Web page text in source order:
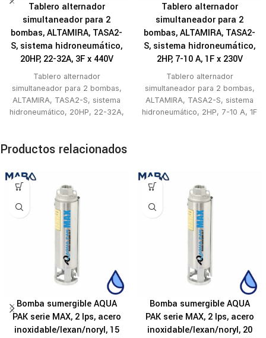
Tablero alternador
simultaneador para 2
bombas, ALTAMIRA, TASA2-
S, sistema hidroneumático,
20HP, 22-32A, 3F x 440V
Tablero alternador
simultaneador para 2 bombas,
ALTAMIRA, TASA2-S, sistema
hidroneumático, 20HP, 22-32A,
Tablero alternador
simultaneador para 2
bombas, ALTAMIRA, TASA2-
S, sistema hidroneumático,
2HP, 7-10 A, 1F x 230V
Tablero alternador
simultaneador para 2 bombas,
ALTAMIRA, TASA2-S, sistema
hidroneumático, 2HP, 7-10 A, 1F
Productos relacionados
Bomba sumergible AQUA
PAK serie MAX, 2 lps, acero
inoxidable/lexan/noryl, 15
Bomba sumergible AQUA
PAK serie MAX, 2 lps, acero
inoxidable/lexan/noryl, 20